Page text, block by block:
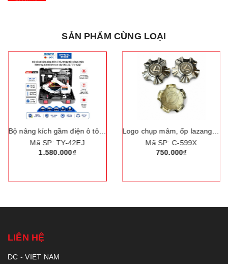
SẢN PHẨM CÙNG LOẠI
Bộ nâng kích gầm điện ô tô, trọng tải nâng 3 tấn. Thương hiệu Đức cao cấp ROGTZ "TY-42EJ"
Mã SP: TY-42EJ
1.580.000₫
Mã SP: C-599X
750.000₫
LIÊN HỆ
DC - VIET NAM